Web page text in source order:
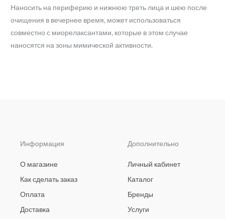
Наносить на периферию и нижнюю треть лица и шею после
очищения в вечернее время, может использоваться
совместно с миорелаксантами, которые в этом случае
наносятся на зоны мимической активности.
Информация
О магазине
Как сделать заказ
Оплата
Доставка
Дополнительно
Личный кабинет
Каталог
Бренды
Услуги